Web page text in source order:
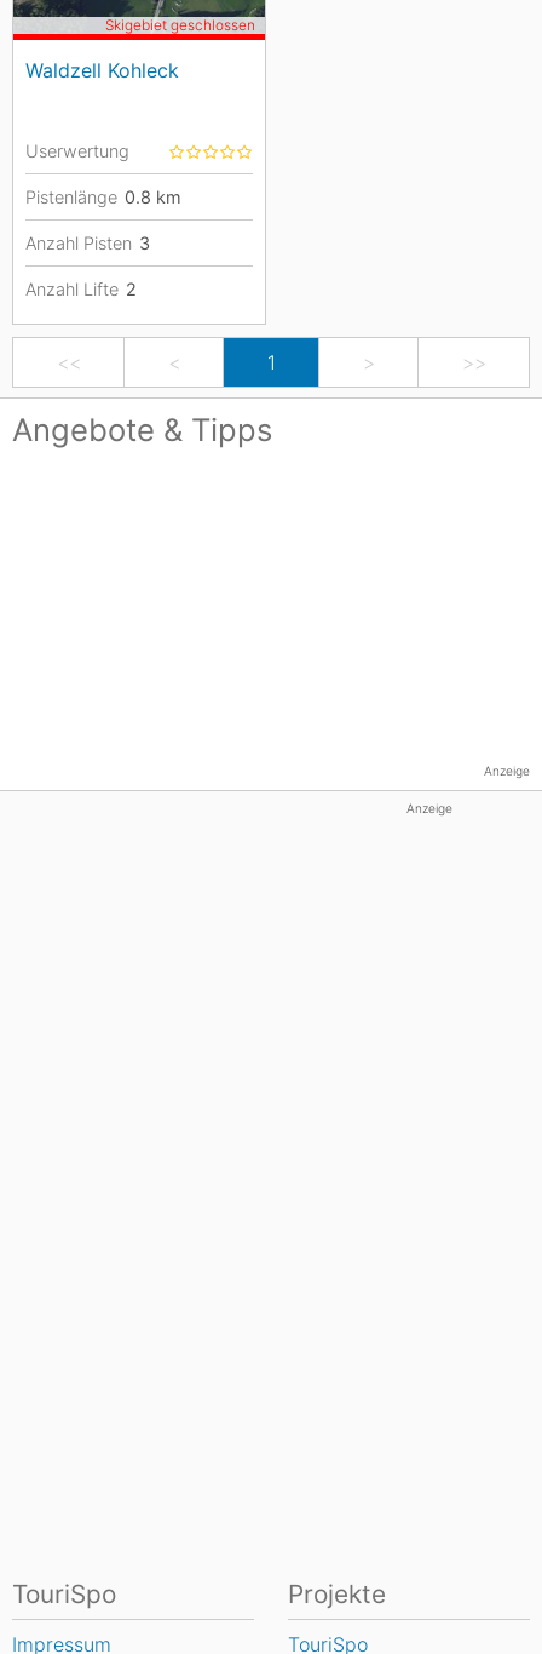
Waldzell Kohleck
Skigebiet geschlossen
Userwertung
Pistenlänge 0.8 km
Anzahl Pisten 3
Anzahl Lifte 2
<< < 1 > >>
Angebote & Tipps
Anzeige
Anzeige
TouriSpo
Impressum
Projekte
TouriSpo